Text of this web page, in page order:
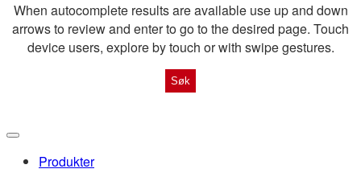
When autocomplete results are available use up and down
arrows to review and enter to go to the desired page. Touch
device users, explore by touch or with swipe gestures.
Produkter